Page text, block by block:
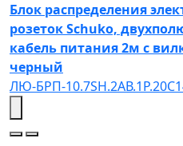
Блок распределения
розеток Schuko,
кабель питания 2м с
черный
ЛЮ-БРП-